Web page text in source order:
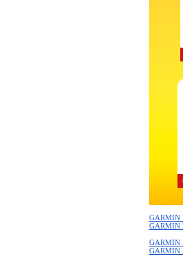
GARMIN
GARMIN
GARMIN
GARMIN